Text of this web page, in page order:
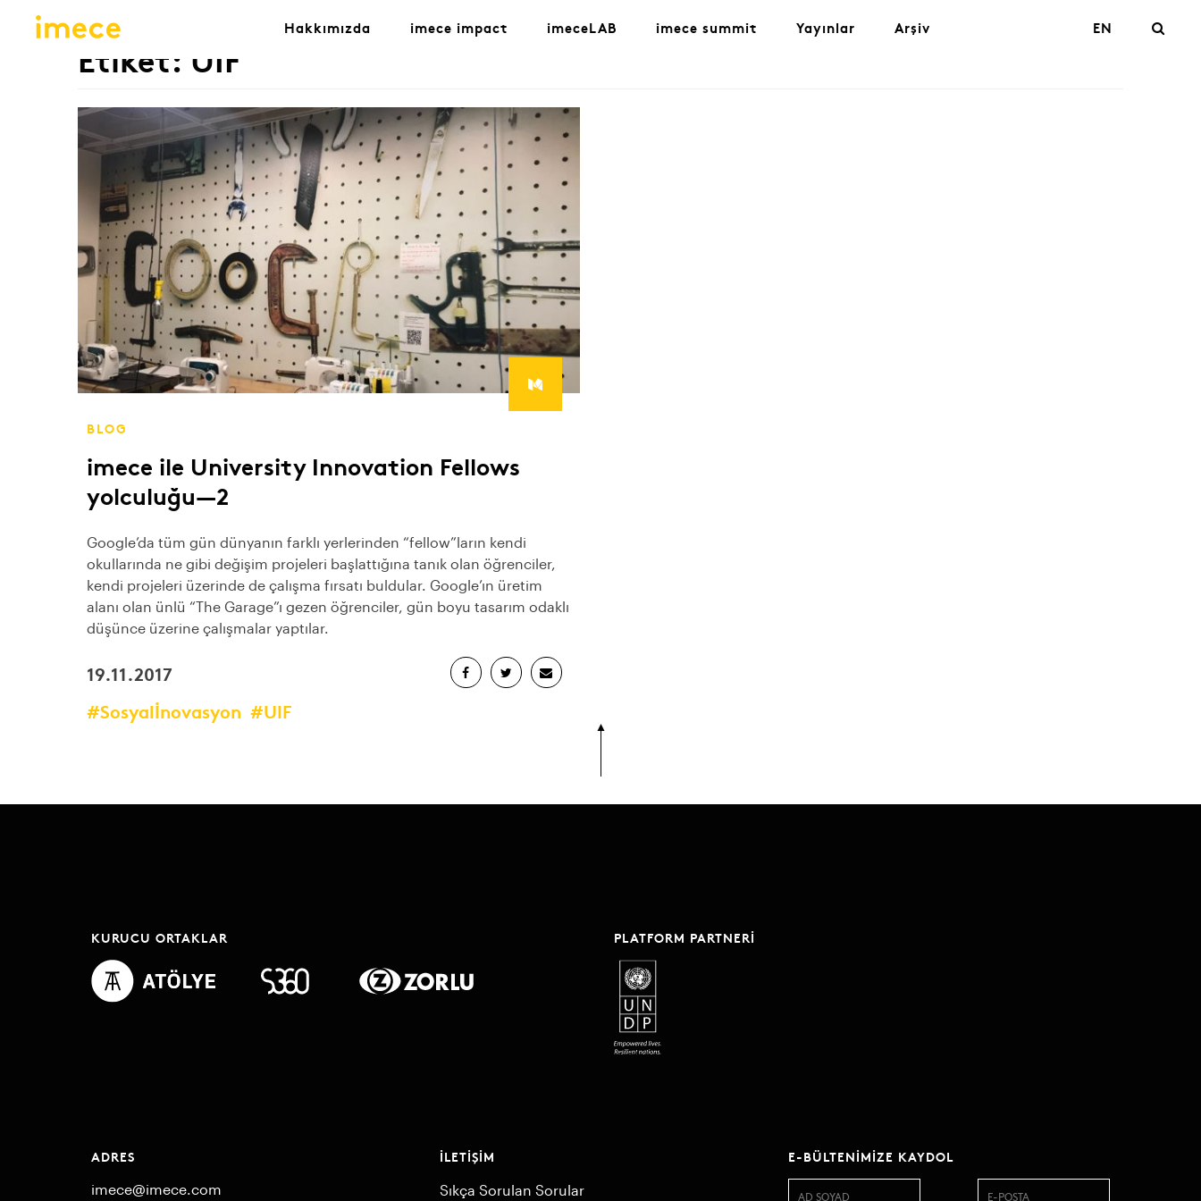
Hakkımızda imece impact imeceLAB imece summit Yayınlar Arşiv EN
Etiket: UIF
BLOG
imece ile University Innovation Fellows
yolculuğu — 2
Google’da tüm gün dünyanın farklı yerlerinden “fellow”ların kendi
okullarında ne gibi değişim projeleri başlattığına tanık olan öğrenciler,
kendi projeleri üzerinde de çalışma fırsatı buldular. Google’ın üretim
alanı olan ünlü “The Garage”ı gezen öğrenciler, gün boyu tasarım odaklı
düşünce üzerine çalışmalar yaptılar.
19.11.2017
#Sosyalİnovasyon #UIF
KURUCU ORTAKLAR PLATFORM PARTNERI
ADRES
imece@imece.com
İLETIŞIM
Sıkça Sorulan Sorular
E-BÜLTENIMIZE KAYDOL